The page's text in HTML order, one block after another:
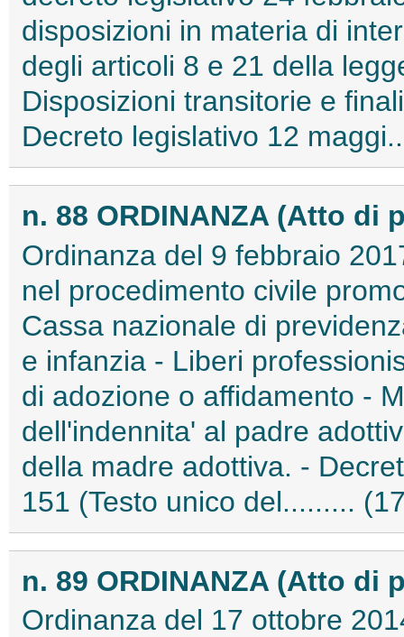
disposizioni in materia di
degli articoli 8 e 21 della
Disposizioni transitorie e
Decreto legislativo 12
n. 88 ORDINANZA (Atto di
Ordinanza del 9 febbraio
nel procedimento civile
Cassa nazionale di
e infanzia - Liberi
di adozione o affidamento -
dell'indennita' al padre
della madre adottiva. -
151 (Testo unico del.........
n. 89 ORDINANZA (Atto di
Ordinanza del 17 ottobre